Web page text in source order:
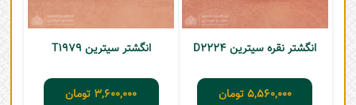
انگشتر نقره سیترین D2224
5,560,000تومان
انگشتر سیترین T1979
3,600,000 تومان